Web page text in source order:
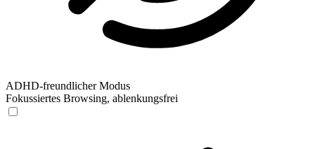
ADHD-freundlicher Modus
Fokussiertes Browsing, ablenkungsfrei